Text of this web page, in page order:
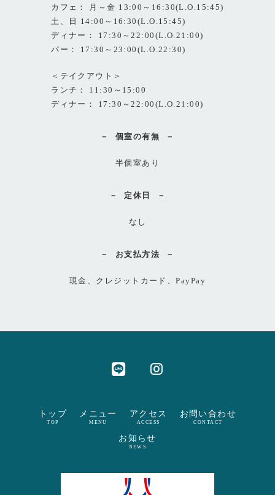
カフェ： 月～金 13:00～16:30(L.O.15:45)
土、日 14:00～16:30(L.O.15:45)
ディナー： 17:30～22:00(L.O.21:00)
バー： 17:30～23:00(L.O.22:30)
＜テイクアウト＞
ランチ： 11:30～15:00
ディナー： 17:30～22:00(L.O.21:00)
個室の有無
半個室あり
定休日
なし
お支払方法
現金、クレジットカード、PayPay
トップ
TOP
メニュー
MENU
アクセス
ACCESS
お問い合わせ
CONTACT
お知らせ
NEWS